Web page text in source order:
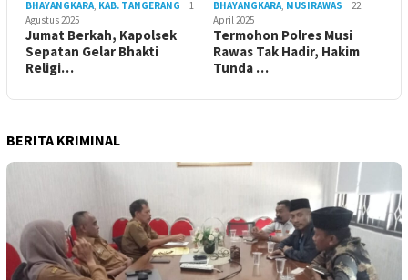
BHAYANGKARA, KAB. TANGERANG
1
Agustus 2025
Jumat Berkah, Kapolsek
Sepatan Gelar Bhakti
Religi…
BHAYANGKARA, MUSIRAWAS
22
April 2025
Termohon Polres Musi
Rawas Tak Hadir, Hakim
Tunda …
BERITA KRIMINAL